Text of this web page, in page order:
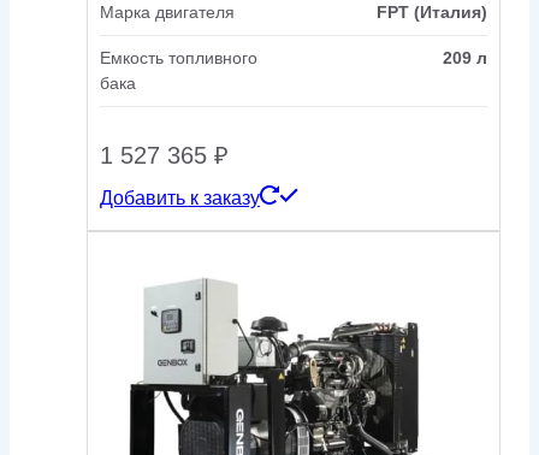
Марка двигателя FPT (Италия)
Емкость топливного
бака
209 л
1 527 365 ₽
Добавить к заказу